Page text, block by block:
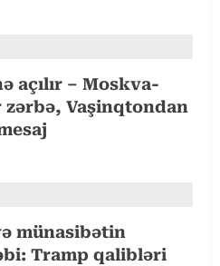
açılır – Moskva-
zərbə, Vaşinqtondan
münasibətin
Tramp qalibləri